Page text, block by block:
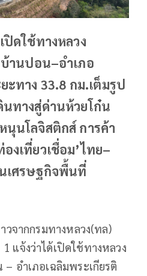
ปิดใช้ทางหลวง
บ้านปอน–อำเภอ
ะทาง 33.8 กม.เต็มรูป
นทางสู่ด่านห้วยโก๋น
นุนโลจิสติกส์ การค้า
งเที่ยวเชื่อม’ไทย–
เศรษฐกิจพื้นที่
วจากกรมทางหลวง(ทล)
แจ้งว่าได้เปิดใช้ทางหลวง
อำเภอเฉลิมพระเกียรติ